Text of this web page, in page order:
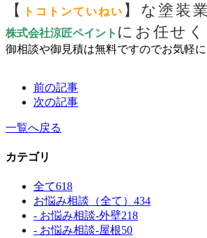
【
トコトンていねい 】な塗装
株式会社涼匠ペイント にお任せく
御相談や御見積は無料ですのでお気軽
前の記事
次の記事
一覧へ戻る
カテゴリ
全て618
お悩み相談（全て） 434
- お悩み相談-外壁218
- お悩み相談-屋根50